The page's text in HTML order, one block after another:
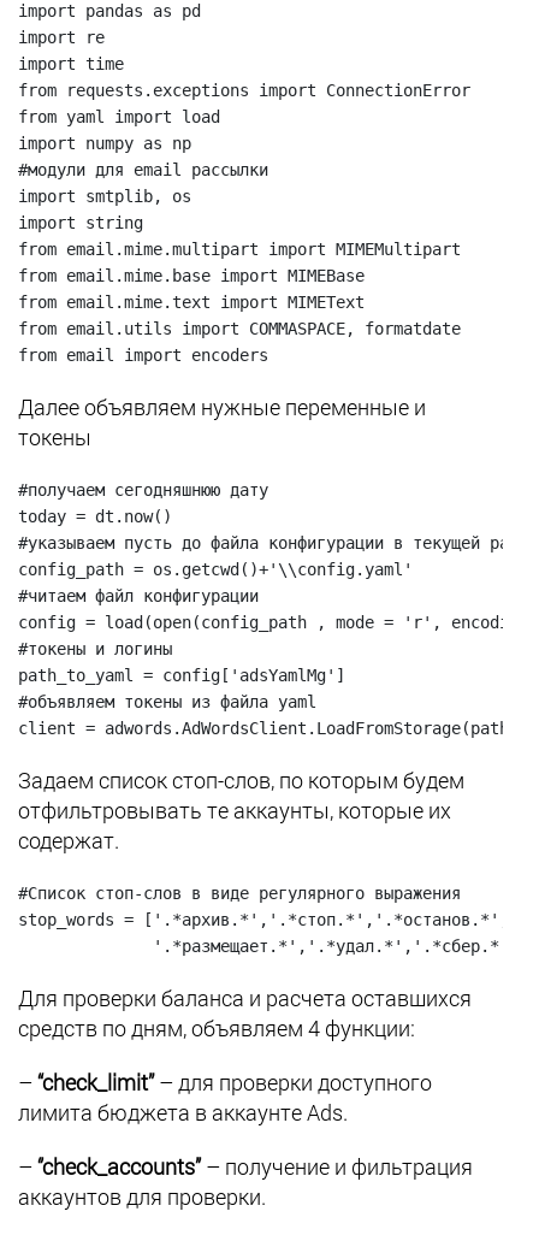
import pandas as pd
import re
import time
from requests.exceptions import ConnectionError
from yaml import load
import numpy as np
#модули для email рассылки
import smtplib, os
import string
from email.mime.multipart import MIMEMultipart
from email.mime.base import MIMEBase
from email.mime.text import MIMEText
from email.utils import COMMASPACE, formatdate
from email import encoders
Далее объявляем нужные переменные и
токены
#получаем сегодняшнюю дату
today = dt.now()
#указываем пусть до файла конфигурации в текущей
config_path = os.getcwd()+'\\config.yaml'
#читаем файл конфигурации
config = load(open(config_path , mode = 'r',
#токены и логины
path_to_yaml = config['adsYamlMg']
#объявляем токены из файла yaml
client =
Задаем список стоп-слов, по которым будем
отфильтровывать те аккаунты, которые их
содержат.
#Список стоп-слов в виде регулярного выражения
stop_words =
Для проверки баланса и расчета оставшихся
средств по дням, объявляем 4 функции:
–“check_limit”– для проверки доступного
лимита бюджета в аккаунте Ads.
–‘’check_accounts’’– получение и фильтрация
аккаунтов для проверки.